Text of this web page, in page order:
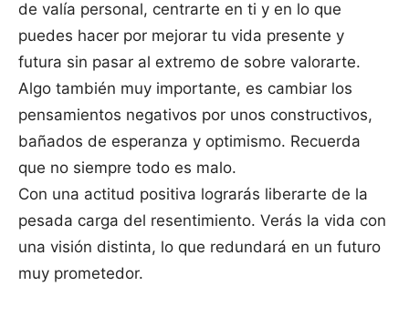
de valía personal, centrarte en ti y en lo que
puedes hacer por mejorar tu vida presente y
futura sin pasar al extremo de sobre valorarte.
Algo también muy importante, es cambiar los
pensamientos negativos por unos constructivos,
bañados de esperanza y optimismo. Recuerda
que no siempre todo es malo.
Con una actitud positiva lograrás liberarte de la
pesada carga del resentimiento. Verás la vida con
una visión distinta, lo que redundará en un futuro
muy prometedor.